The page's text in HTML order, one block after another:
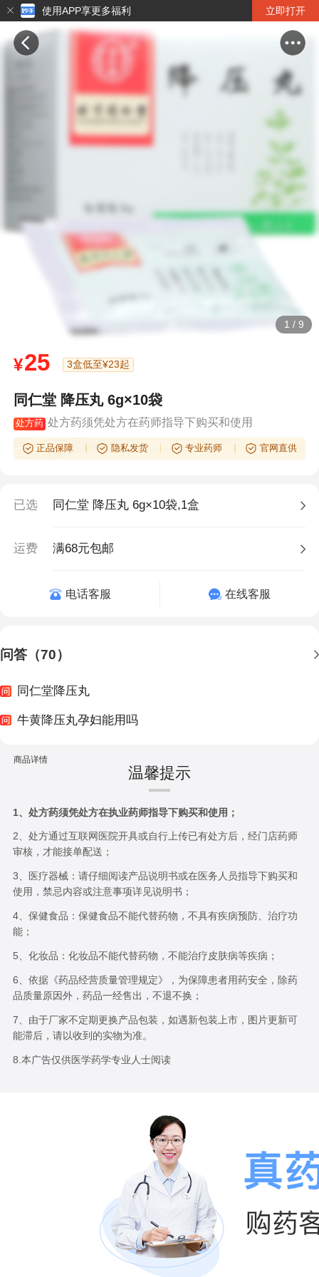
使用APP享更多福利 立即打开
1 / 9
¥25 3盒低至¥23起
同仁堂 降压丸 6g×10袋
处方药 处方药须凭处方在药师指导下购买和使用
正品保障 隐私发货 专业药师 官网直供
已选 同仁堂 降压丸 6g×10袋,1盒
运费 满68元包邮
电话客服 在线客服
问答（70）
同仁堂降压丸
牛黄降压丸孕妇能用吗
商品详情
温馨提示
1、处方药须凭处方在执业药师指导下购买和使用；
2、处方通过互联网医院开具或自行上传已有处方后，经门店药师
审核，才能接单配送；
3、医疗器械：请仔细阅读产品说明书或在医务人员指导下购买和
使用，禁忌内容或注意事项详见说明书；
4、保健食品：保健食品不能代替药物，不具有疾病预防、治疗功
能；
5、化妆品：化妆品不能代替药物，不能治疗皮肤病等疾病；
6、依据《药品经营质量管理规定》，为保障患者用药安全，除药
品质量原因外，药品一经售出，不退不换；
7、由于厂家不定期更换产品包装，如遇新包装上市，图片更新可
能滞后，请以收到的实物为准。
8.本广告仅供医学药学专业人士阅读